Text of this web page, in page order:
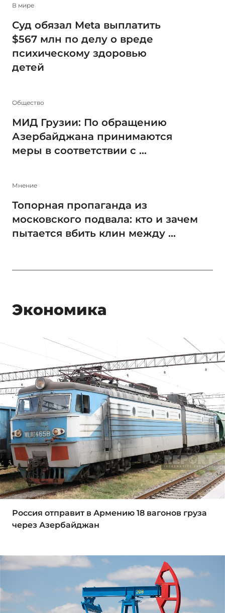
В мире
Суд обязал Meta выплатить
$567 млн по делу о вреде
психическому здоровью
детей
Общество
МИД Грузии: По обращению
Азербайджана принимаются
меры в соответствии с ...
Мнение
Топорная пропаганда из
московского подвала: кто и зачем
пытается вбить клин между ...
Экономика
Россия отправит в Армению 18 вагонов груза
через Азербайджан